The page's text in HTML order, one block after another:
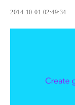
2014-10-01 02:49:34